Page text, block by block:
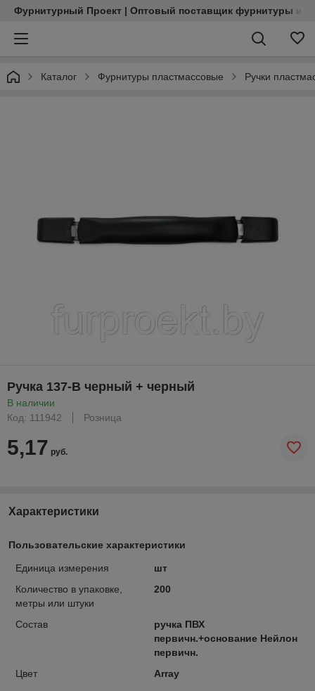
Фурнитурный Проект | Оптовый поставщик фурнитуры и
Каталог Фурнитуры пластмассовые Ручки
Ручка 137-В черный + черный
В наличии
Код: 111942
Розница
5,17 руб.
Характеристики
Пользовательские характеристики
Единица измерения
шт
Количество в упаковке,
метры или штуки
200
Состав
ручка ПВХ
первичн.+основание Нейлон
первичн.
Цвет
Array